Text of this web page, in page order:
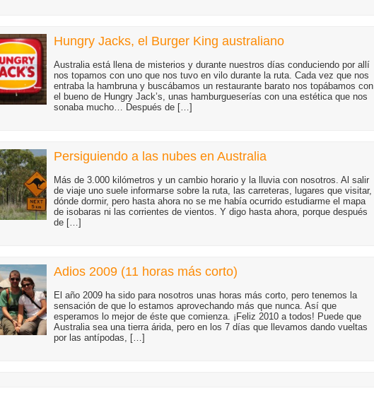
Hungry Jacks, el Burger King australiano
Australia está llena de misterios y durante nuestros días conduciendo por allí
nos topamos con uno que nos tuvo en vilo durante la ruta. Cada vez que nos
entraba la hambruna y buscábamos un restaurante barato nos topábamos con
el bueno de Hungry Jack’s, unas hamburgueserías con una estética que nos
sonaba mucho… Después de […]
Persiguiendo a las nubes en Australia
Más de 3.000 kilómetros y un cambio horario y la lluvia con nosotros. Al salir
de viaje uno suele informarse sobre la ruta, las carreteras, lugares que visitar,
dónde dormir, pero hasta ahora no se me había ocurrido estudiarme el mapa
de isobaras ni las corrientes de vientos. Y digo hasta ahora, porque después
de […]
Adios 2009 (11 horas más corto)
El año 2009 ha sido para nosotros unas horas más corto, pero tenemos la
sensación de que lo estamos aprovechando más que nunca. Así que
esperamos lo mejor de éste que comienza. ¡Feliz 2010 a todos! Puede que
Australia sea una tierra árida, pero en los 7 días que llevamos dando vueltas
por las antípodas, […]